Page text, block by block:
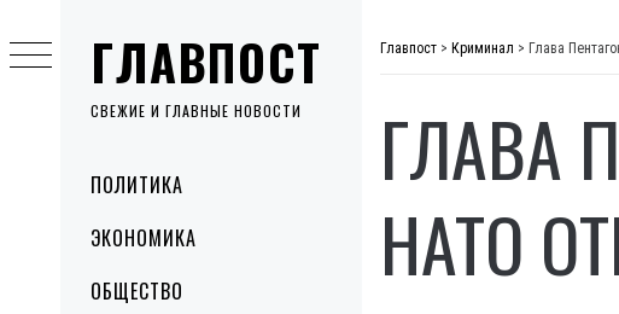
ГЛАВПОСТ
СВЕЖИЕ И ГЛАВНЫЕ НОВОСТИ
MenuПОЛИТИКА
ЭКОНОМИКА
ОБЩЕСТВО
to
content
Главпост > Криминал > Глава
ГЛАВА
НАТО